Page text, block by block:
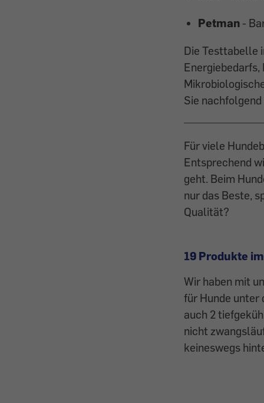
Petman -
Die Testtabelle
Sie
Für viele
Entsprechend
geht. Beim
nur das Beste,
Qualität?
19 Produkte
Wir haben mit
für Hunde unter
auch 2
nicht
keineswegs